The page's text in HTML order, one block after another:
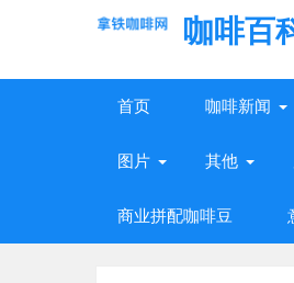
咖啡百
首页 咖啡新闻
图片 其他
商业拼配咖啡豆